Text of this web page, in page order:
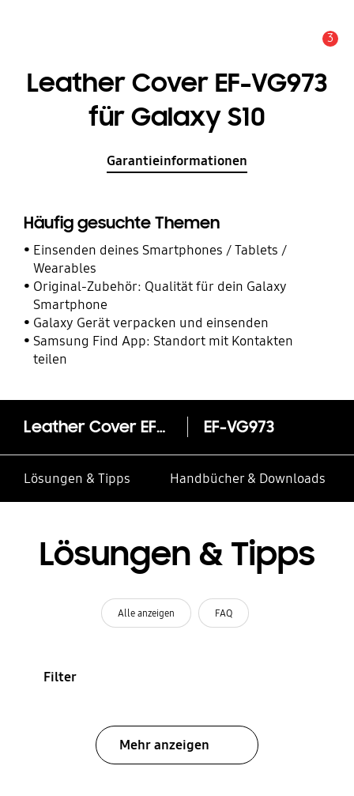
3
Leather Cover EF-VG973
für Galaxy S10
Garantieinformationen
Häufig gesuchte Themen
Einsenden deines Smartphones / Tablets /
Wearables
Original-Zubehör: Qualität für dein Galaxy
Smartphone
Galaxy Gerät verpacken und einsenden
Samsung Find App: Standort mit Kontakten
teilen
Leather Cover EF-VG973 für Galaxy S10 EF-VG973
Lösungen & Tipps Handbücher & Downloads
Lösungen & Tipps
Alle anzeigen FAQ
Filter
Mehr anzeigen